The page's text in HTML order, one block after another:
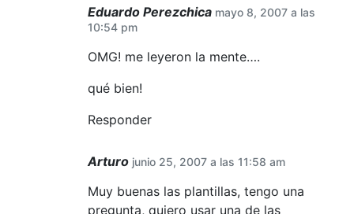
Eduardo Perezchica mayo 8, 2007 a las
10:54 pm
OMG! me leyeron la mente….
qué bien!
Responder
Arturo junio 25, 2007 a las 11:58 am
Muy buenas las plantillas, tengo una
pregunta, quiero usar una de las